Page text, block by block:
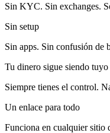
Sin KYC. Sin exchanges.
Sin setup
Sin apps. Sin confusión de
Tu dinero sigue siendo tuyo
Siempre tienes el control.
Un enlace para todo
Funciona en cualquier sitio